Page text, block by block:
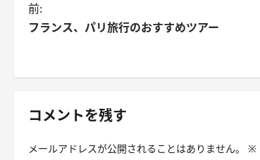
投
稿
ゲ
前:
フランス、パリ旅行のおすすめツアー
コメントを残す
メールアドレスが公開されることはありません。 ※